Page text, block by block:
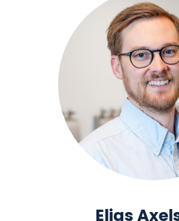
Elias